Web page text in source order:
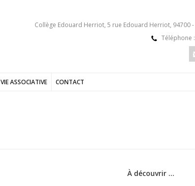
Collège Edouard Herriot, 5 rue Edouard Herriot, 94700 -
Téléphone :
VIE ASSOCIATIVE CONTACT
À découvrir ...